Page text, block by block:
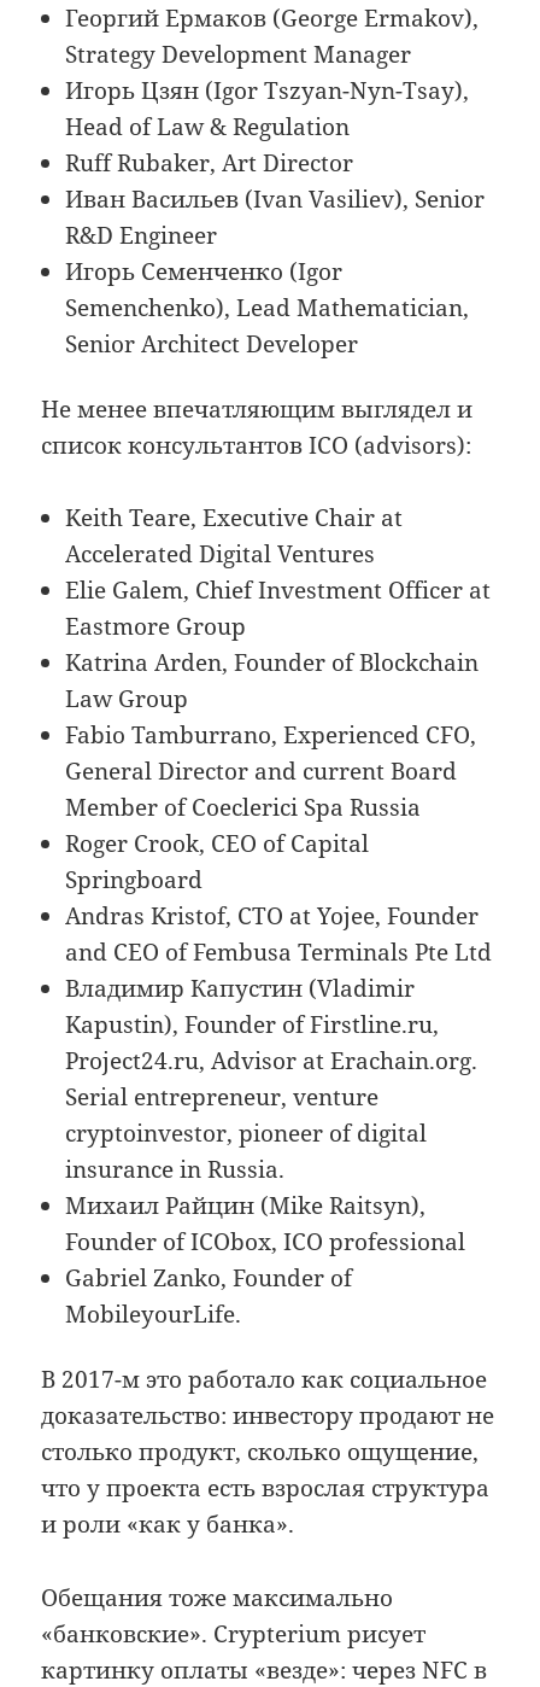
Георгий Ермаков (George Ermakov),
Strategy Development Manager
Игорь Цзян (Igor Tszyan-Nyn-Tsay),
Head of Law & Regulation
Ruff Rubaker, Аrt Director
Иван Васильев (Ivan Vasiliev), Senior
R&D Engineer
Игорь Семенченко (Igor
Semenchenko), Lead Mathematician,
Senior Architect Developer
Не менее впечатляющим выглядел и
список консультантов ICO (advisors):
Keith Teare, Executive Chair at
Accelerated Digital Ventures
Elie Galem, Chief Investment Officer at
Eastmore Group
Katrina Arden, Founder of Blockchain
Law Group
Fabio Tamburrano, Experienced CFO,
General Director and current Board
Member of Coeclerici Spa Russia
Roger Crook, CEO of Capital
Springboard
Andras Kristof, CTO at Yojee, Founder
and CEO of Fembusa Terminals Pte Ltd
Владимир Капустин (Vladimir
Kapustin), Founder of Firstline.ru,
Project24.ru, Advisor at Erachain.org.
Serial entrepreneur, venture
cryptoinvestor, pioneer of digital
insurance in Russia.
Михаил Райцин (Mike Raitsyn),
Founder of ICObox, ICO professional
Gabriel Zanko, Founder of
MobileyourLife.
В 2017-м это работало как социальное
доказательство: инвестору продают не
столько продукт, сколько ощущение,
что у проекта есть взрослая структура
и роли «как у банка».
Обещания тоже максимально
«банковские». Crypterium рисует
картинку оплаты «везде»: через NFC в